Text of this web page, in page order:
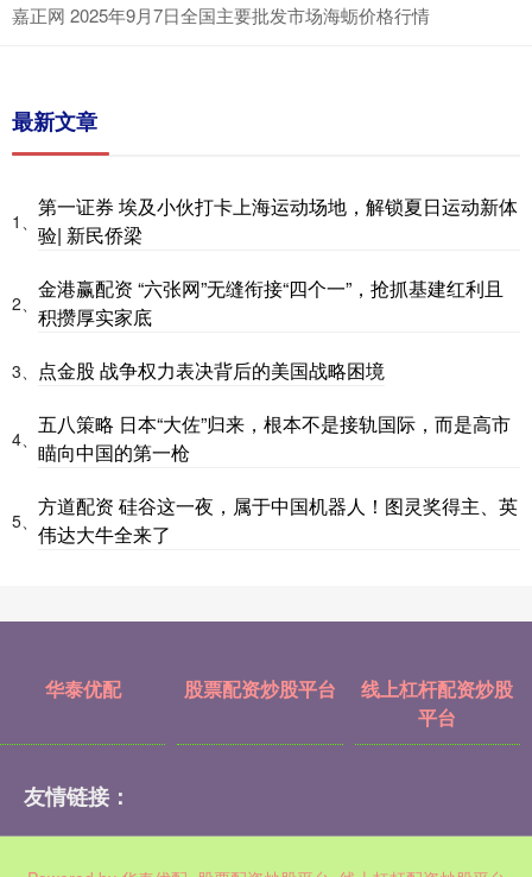
嘉正网 2025年9月7日全国主要批发市场海蛎价格行情
最新文章
1、
第一证券 埃及小伙打卡上海运动场地，解锁夏日运动新体
验| 新民侨梁
2、
金港赢配资 “六张网”无缝衔接“四个一”，抢抓基建红利且
积攒厚实家底
3、 点金股 战争权力表决背后的美国战略困境
4、
五八策略 日本“大佐”归来，根本不是接轨国际，而是高市
瞄向中国的第一枪
5、
方道配资 硅谷这一夜，属于中国机器人！图灵奖得主、英
伟达大牛全来了
华泰优配 股票配资炒股平台
线上杠杆配资炒股
平台
友情链接：